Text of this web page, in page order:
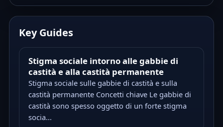
Key Guides
Stigma sociale intorno alle gabbie di
castità e alla castità permanente
Stigma sociale sulle gabbie di castità e sulla
castità permanente Concetti chiave Le gabbie di
castità sono spesso oggetto di un forte stigma
socia...